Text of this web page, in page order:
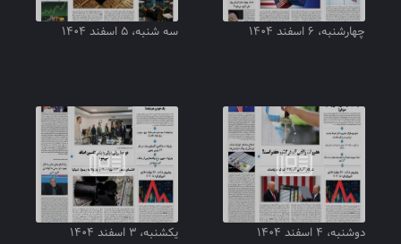
چهارشنبه، ۶ اسفند ۱۴۰۴ سه شنبه، ۵ اسفند ۱۴۰۴
دوشنبه، ۴ اسفند ۱۴۰۴ یکشنبه، ۳ اسفند ۱۴۰۴